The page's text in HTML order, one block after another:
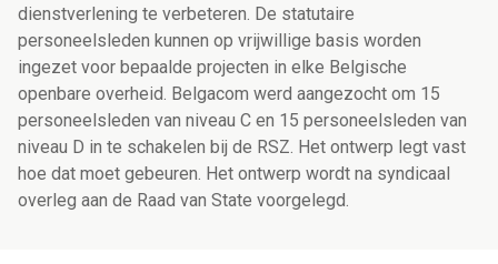
dienstverlening te verbeteren. De statutaire
personeelsleden kunnen op vrijwillige basis worden
ingezet voor bepaalde projecten in elke Belgische
openbare overheid. Belgacom werd aangezocht om 15
personeelsleden van niveau C en 15 personeelsleden van
niveau D in te schakelen bij de RSZ. Het ontwerp legt vast
hoe dat moet gebeuren. Het ontwerp wordt na syndicaal
overleg aan de Raad van State voorgelegd.